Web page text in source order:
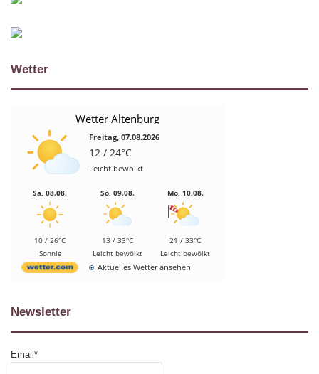
Wetter
Wetter Altenburg
Freitag, 07.08.2026
12 / 24°C
Leicht bewölkt
Sa, 08.08.
10 / 26°C
Sonnig
So, 09.08.
13 / 33°C
Leicht bewölkt
Mo, 10.08.
21 / 33°C
Leicht bewölkt
Aktuelles Wetter ansehen
Newsletter
Email*